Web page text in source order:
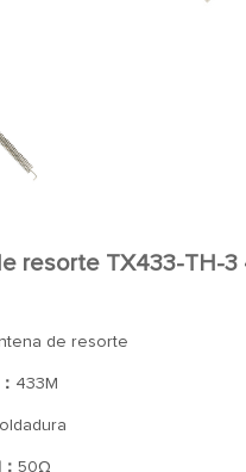
resorte TX433-TH-3
de resorte
433M
50Ω